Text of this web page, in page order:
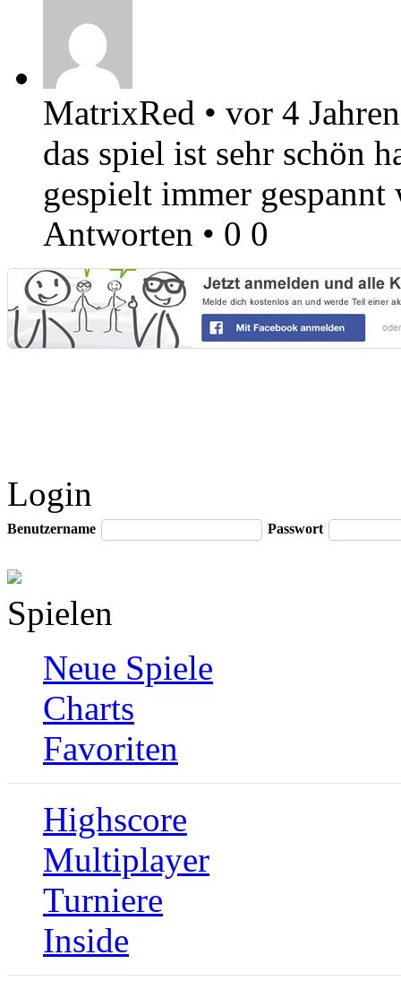
MatrixRed • vor 4 Jahren
das spiel ist sehr schön
gespielt immer
Antworten • 0 0
Login
Benutzername Passwort
Spielen
Neue Spiele
Charts
Favoriten
Highscore
Multiplayer
Turniere
Inside